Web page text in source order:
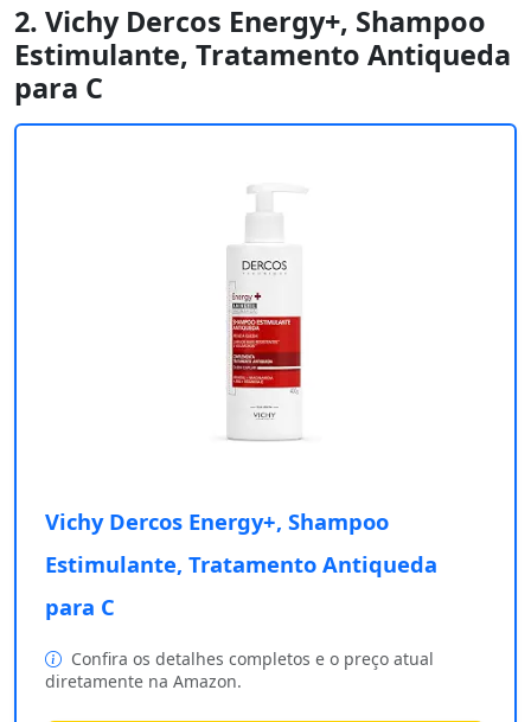
2. Vichy Dercos Energy+, Shampoo
Estimulante, Tratamento Antiqueda
para C
Vichy Dercos Energy+, Shampoo
Estimulante, Tratamento Antiqueda
para C
Confira os detalhes completos e o preço atual
diretamente na Amazon.